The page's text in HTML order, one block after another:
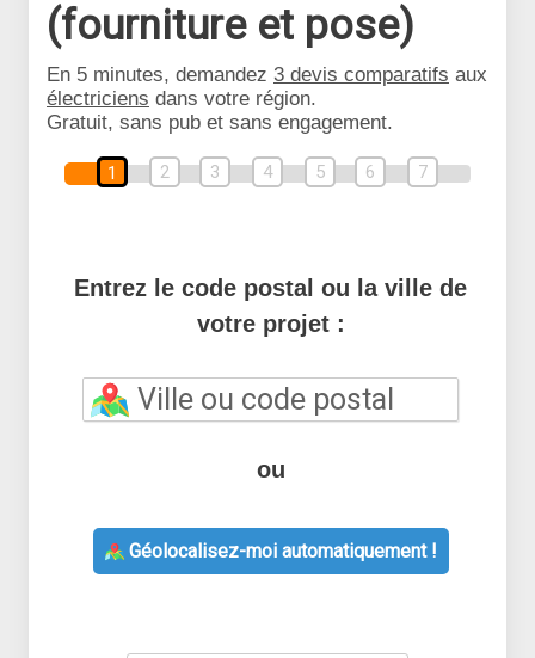
(fourniture et pose)
En 5 minutes, demandez 3 devis comparatifs aux
électriciens dans votre région.
Gratuit, sans pub et sans engagement.
1 2 3 4 5 6 7
Entrez le code postal ou la ville de
votre projet :
ou
Géolocalisez-moi automatiquement !